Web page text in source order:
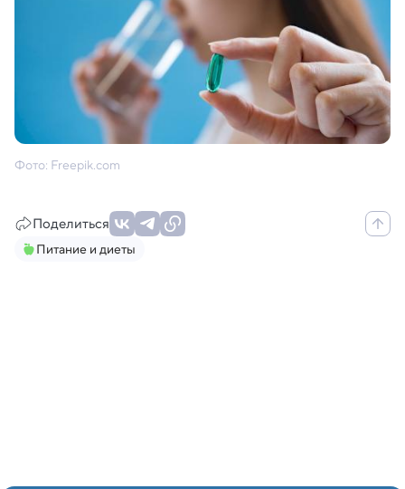
Фото: Freepik.com
Поделиться
Питание и диеты